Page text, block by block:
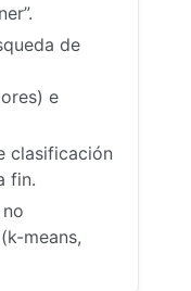
de
e
clasificación
fin.
means,